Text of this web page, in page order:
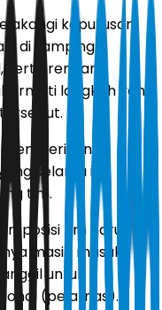
keputusan
di samping
rencana
langkah yang
selama ini
tim.
tim harus
masih masuk
untuk
(pelatnas).